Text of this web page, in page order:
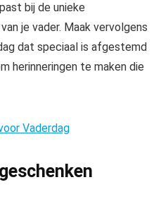
bij de unieke
je vader. Maak vervolgens
dat speciaal is afgestemd
herinneringen te maken die
Vaderdag